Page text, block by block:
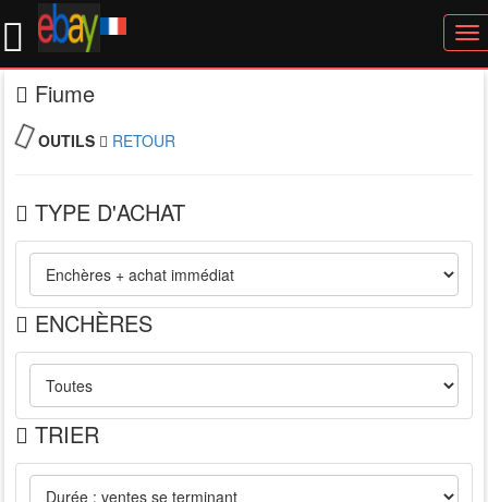
Fiume
OUTILS RETOUR
TYPE D'ACHAT
ENCHÈRES
TRIER